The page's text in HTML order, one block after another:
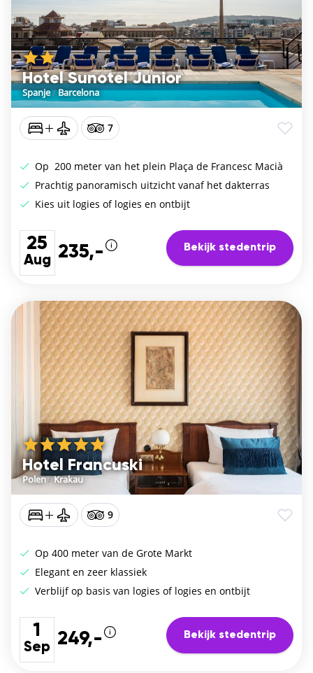
Hotel Sunotel Junior
Spanje/Barcelona
7
Op 200 meter van het plein Plaça de Francesc Macià
Prachtig panoramisch uitzicht vanaf het dakterras
Kies uit logies of logies en ontbijt
25
Aug 235,- Bekijk stedentrip
Hotel Francuski
Polen/Krakau
9
Op 400 meter van de Grote Markt
Elegant en zeer klassiek
Verblijf op basis van logies of logies en ontbijt
1
Sep 249,- Bekijk stedentrip